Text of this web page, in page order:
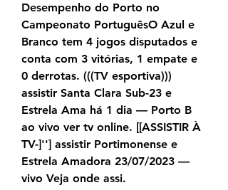
Desempenho do Porto no
Campeonato PortuguêsO Azul e
Branco tem 4 jogos disputados e
conta com 3 vitórias, 1 empate e
0 derrotas. (((TV esportiva)))
assistir Santa Clara Sub-23 e
Estrela Ama há 1 dia — Porto B
ao vivo ver tv online. [[ASSISTIR À
TV-]''] assistir Portimonense e
Estrela Amadora 23/07/2023 —
vivo Veja onde assi.